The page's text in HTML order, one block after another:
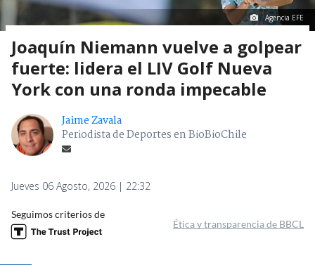
Agencia EFE
Joaquín Niemann vuelve a golpear
fuerte: lidera el LIV Golf Nueva
York con una ronda impecable
Jaime Zavala
Periodista de Deportes en BioBioChile
Jueves 06 Agosto, 2026 | 22:32
Seguimos criterios de
Ética y transparencia de BBCL